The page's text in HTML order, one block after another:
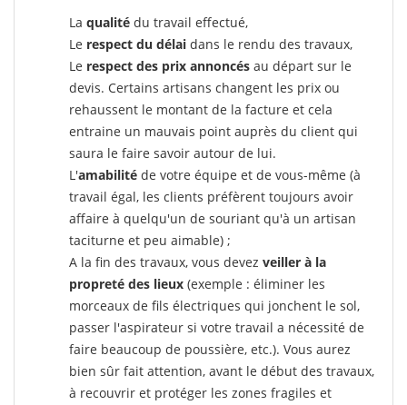
La qualité du travail effectué,
Le respect du délai dans le rendu des travaux,
Le respect des prix annoncés au départ sur le
devis. Certains artisans changent les prix ou
rehaussent le montant de la facture et cela
entraine un mauvais point auprès du client qui
saura le faire savoir autour de lui.
L'amabilité de votre équipe et de vous-même (à
travail égal, les clients préfèrent toujours avoir
affaire à quelqu'un de souriant qu'à un artisan
taciturne et peu aimable) ;
A la fin des travaux, vous devez veiller à la
propreté des lieux (exemple : éliminer les
morceaux de fils électriques qui jonchent le sol,
passer l'aspirateur si votre travail a nécessité de
faire beaucoup de poussière, etc.). Vous aurez
bien sûr fait attention, avant le début des travaux,
à recouvrir et protéger les zones fragiles et